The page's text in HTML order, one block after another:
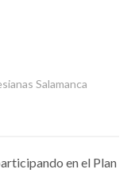
Salamanca
en el Plan